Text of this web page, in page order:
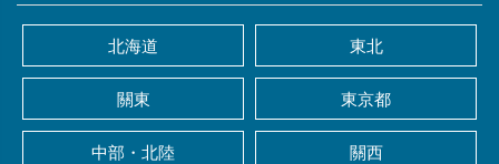
北海道 東北
關東 東京都
中部・北陸 關西